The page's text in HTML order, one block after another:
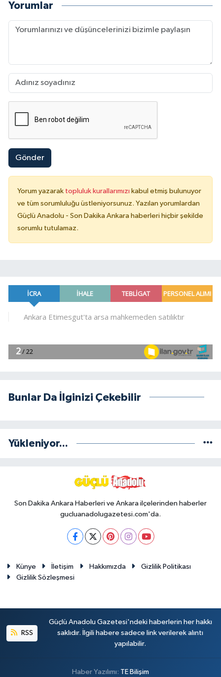
Yorumlar
Gönder
Yorum yazarak topluluk kurallarımızı kabul etmiş bulunuyor
ve tüm sorumluluğu üstleniyorsunuz. Yazılan yorumlardan
Güçlü Anadolu - Son Dakika Ankara haberleri hiçbir şekilde
sorumlu tutulamaz.
Bunlar Da İlginizi Çekebilir
Yükleniyor...
Son Dakika Ankara Haberleri ve Ankara ilçelerinden haberler
gucluanadolugazetesi.com'da.
Künye İletişim Hakkımızda
Gizlilik Politikası
Gizlilik Sözleşmesi
RSS
Güçlü Anadolu Gazetesi'ndeki haberlerin her hakkı
saklıdır. İlgili habere sadece link verilerek alıntı
yapılabilir.
Haber Yazılımı: TE Bilişim